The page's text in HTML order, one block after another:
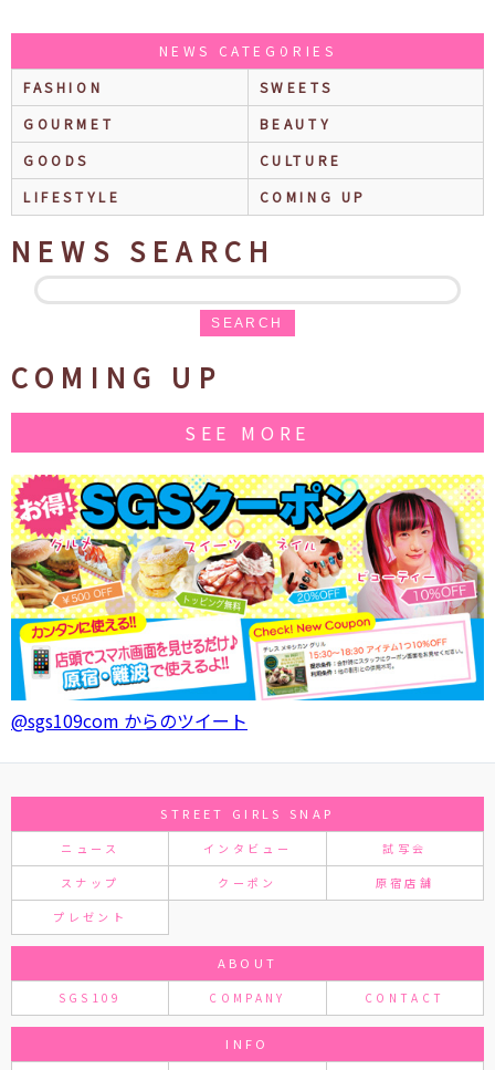
NEWS CATEGORIES
FASHION
SWEETS
GOURMET
BEAUTY
GOODS
CULTURE
LIFESTYLE
COMING UP
NEWS SEARCH
SEARCH
COMING UP
SEE MORE
@sgs109com からのツイート
STREET GIRLS SNAP
ニュース インタビュー 試写会
スナップ クーポン 原宿店舗
プレゼント
ABOUT
SGS109 COMPANY CONTACT
INFO